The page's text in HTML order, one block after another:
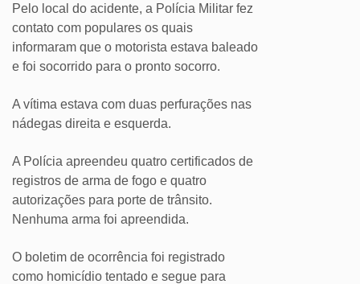
Pelo local do acidente, a Polícia Militar fez
contato com populares os quais
informaram que o motorista estava baleado
e foi socorrido para o pronto socorro.
A vítima estava com duas perfurações nas
nádegas direita e esquerda.
A Polícia apreendeu quatro certificados de
registros de arma de fogo e quatro
autorizações para porte de trânsito.
Nenhuma arma foi apreendida.
O boletim de ocorrência foi registrado
como homicídio tentado e segue para